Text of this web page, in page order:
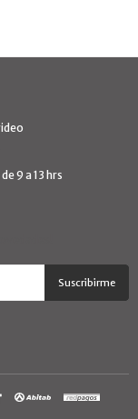
9 a 13 hrs
Suscribirme